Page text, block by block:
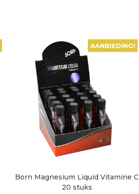
AANBIEDING!
Born Magnesium Liquid Vitamine C
20 stuks